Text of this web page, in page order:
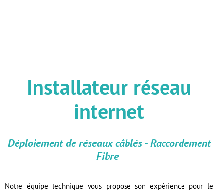
Installateur réseau
internet
Déploiement de réseaux câblés - Raccordement
Fibre
Notre équipe technique vous propose son expérience pour le